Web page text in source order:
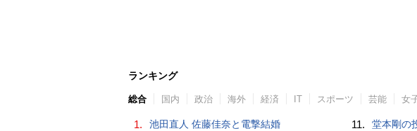
ランキング
総合 国内 政治 海外 経済 IT スポーツ 芸能 女
1. 池田直人 佐藤佳奈と電撃結婚 11. 堂本剛の